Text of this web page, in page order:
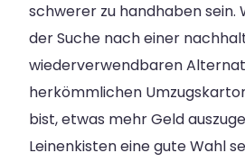
schwerer zu handhaben sein.
der Suche nach einer
wiederverwendbaren
herkömmlichen
bist, etwas mehr Geld
Leinenkisten eine gute Wahl